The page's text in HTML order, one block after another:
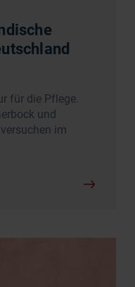
für die Pflege.
und
im